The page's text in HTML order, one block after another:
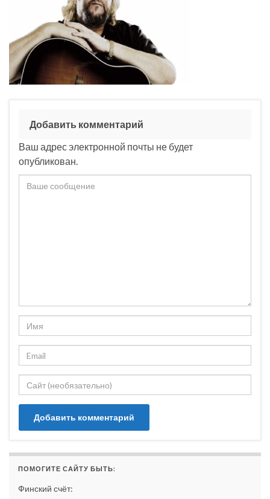
Добавить комментарий
Ваш адрес электронной почты не будет
опубликован.
ПОМОГИТЕ САЙТУ БЫТЬ:
Финский счёт: